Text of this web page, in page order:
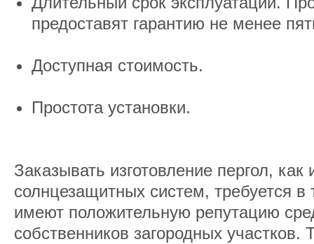
предоставят гарантию не менее
Доступная стоимость.
Простота установки.
Заказывать изготовление пергол, как
солнцезащитных систем, требуется в
имеют положительную репутацию
собственников загородных участков.